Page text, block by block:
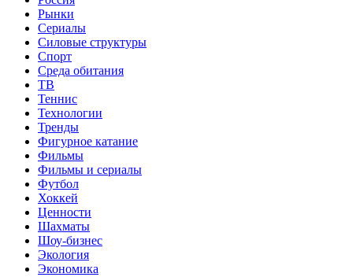
Рынки
Сериалы
Силовые структуры
Спорт
Среда обитания
ТВ
Теннис
Технологии
Тренды
Фигурное катание
Фильмы
Фильмы и сериалы
Футбол
Хоккей
Ценности
Шахматы
Шоу-бизнес
Экология
Экономика